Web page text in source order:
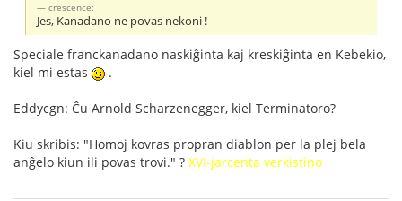
crescence:
Jes, Kanadano ne povas nekoni !
Speciale franckanadano naskiĝinta kaj kreskiĝinta en Kebekio,
kiel mi estas
.
Eddycgn: Ĉu Arnold Scharzenegger, kiel Terminatoro?
Kiu skribis: "Homoj kovras propran diablon per la plej bela
anĝelo kiun ili povas trovi." ? XVI-jarcenta verkistino